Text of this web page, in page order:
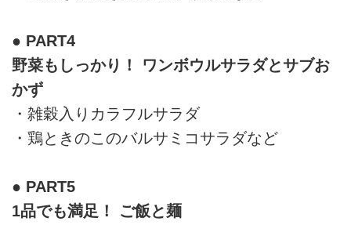
● PART4
野菜もしっかり！ ワンボウルサラダとサブお
かず
・雑穀入りカラフルサラダ
・鶏ときのこのバルサミコサラダなど
● PART5
1品でも満足！ ご飯と麺